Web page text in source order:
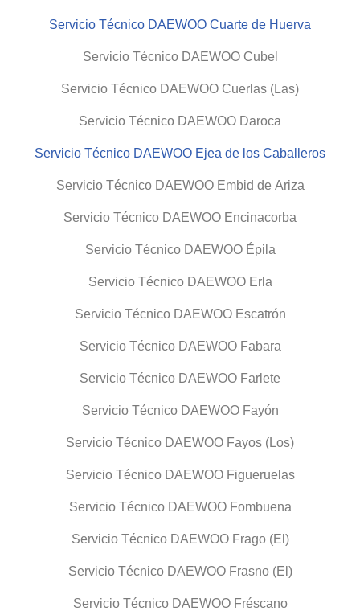
Servicio Técnico DAEWOO Cuarte de Huerva
Servicio Técnico DAEWOO Cubel
Servicio Técnico DAEWOO Cuerlas (Las)
Servicio Técnico DAEWOO Daroca
Servicio Técnico DAEWOO Ejea de los Caballeros
Servicio Técnico DAEWOO Embid de Ariza
Servicio Técnico DAEWOO Encinacorba
Servicio Técnico DAEWOO Épila
Servicio Técnico DAEWOO Erla
Servicio Técnico DAEWOO Escatrón
Servicio Técnico DAEWOO Fabara
Servicio Técnico DAEWOO Farlete
Servicio Técnico DAEWOO Fayón
Servicio Técnico DAEWOO Fayos (Los)
Servicio Técnico DAEWOO Figueruelas
Servicio Técnico DAEWOO Fombuena
Servicio Técnico DAEWOO Frago (El)
Servicio Técnico DAEWOO Frasno (El)
Servicio Técnico DAEWOO Fréscano